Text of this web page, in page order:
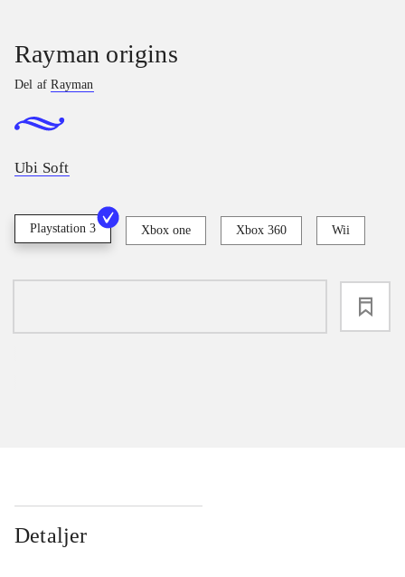
Rayman origins
Del afRayman
Ubi Soft
Playstation 3 Xbox one Xbox 360 Wii
Detaljer